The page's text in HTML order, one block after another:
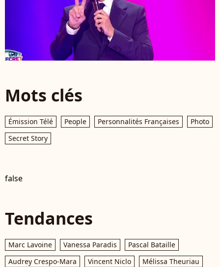
Mots clés
Émission Télé People Personnalités Françaises
Photo
Secret Story
false
Tendances
Marc Lavoine Vanessa Paradis
Pascal Bataille
Audrey Crespo-Mara
Vincent Niclo
Mélissa Theuriau